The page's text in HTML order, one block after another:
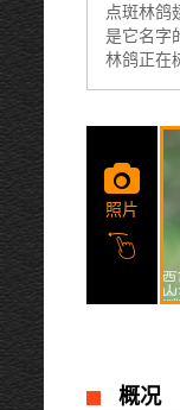
点斑林鸽
是它名字
林鸽正在
照片
概况